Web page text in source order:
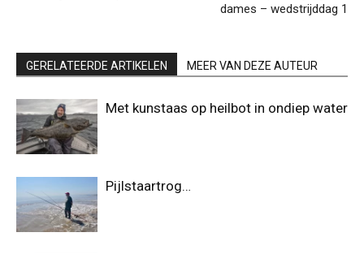
dames – wedstrijddag 1
GERELATEERDE ARTIKELEN MEER VAN DEZE AUTEUR
Met kunstaas op heilbot in ondiep water
Pijlstaartrog…